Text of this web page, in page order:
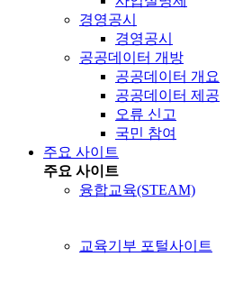
경영공시
경영공시
공공데이터 개방
공공데이터 개요
공공데이터 제공
오류 신고
국민 참여
주요 사이트
주요 사이트
융합교육(STEAM)
교육기부 포털사이트